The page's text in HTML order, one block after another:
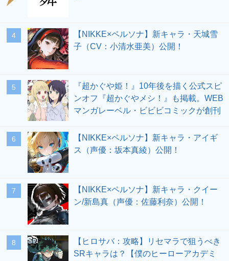
4
【NIKKE×ペルソナ】新キャラ・天城雪
子（CV：小清水亜美）公開！
5
『超かぐや姫！』10年後を描く公式スピ
ンオフ『超かぐやメシ！』も掲載。WEB
マンガレーベル・ビビビコミックが創刊
6
【NIKKE×ペルソナ】新キャラ・アイギ
ス（声優：坂本真綾）公開！
7
【NIKKE×ペルソナ】新キャラ・クイー
ン/新島真（声優：佐藤利奈）公開！
8
【ヒロサバ：攻略】リセマラで狙うべき
SRキャラは？【僕のヒーローアカデミ